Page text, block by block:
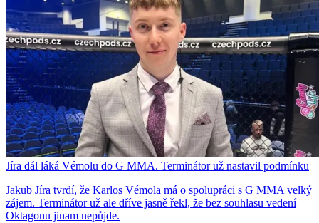
Jíra dál láká Vémolu do G MMA. Terminátor už nastavil podmínku
Jakub Jíra tvrdí, že Karlos Vémola má o spolupráci s G MMA velký
zájem. Terminátor už ale dříve jasně řekl, že bez souhlasu vedení
Oktagonu jinam nepůjde.